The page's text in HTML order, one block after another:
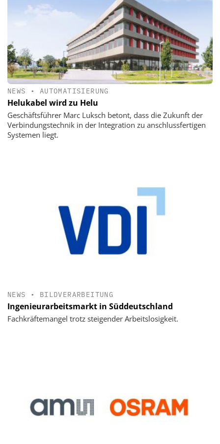
NEWS • AUTOMATISIERUNG
Helukabel wird zu Helu
Geschäftsführer Marc Luksch betont, dass die Zukunft der
Verbindungstechnik in der Integration zu anschlussfertigen
Systemen liegt.
NEWS • BILDVERARBEITUNG
Ingenieurarbeitsmarkt in Süddeutschland
Fachkräftemangel trotz steigender Arbeitslosigkeit.